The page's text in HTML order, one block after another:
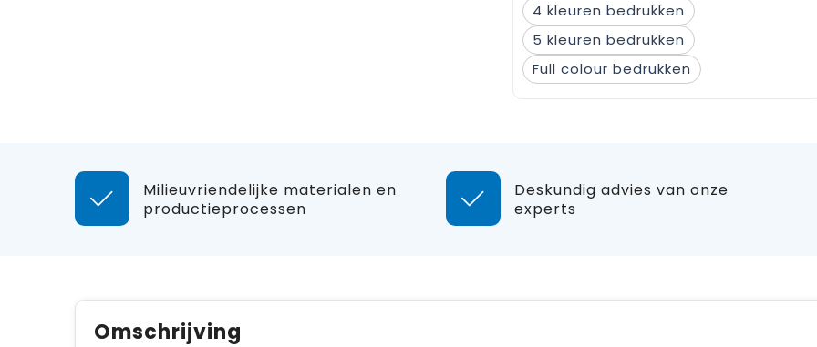
4
5
Full colour
Milieuvriendelijke materialen en
productieprocessen
Deskundig advies van onze
experts
Omschrijving